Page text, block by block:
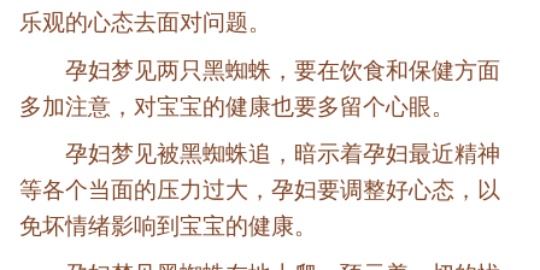
乐观的心态去面对问题。
孕妇梦见两只黑蜘蛛，要在饮食和保健方面
多加注意，对宝宝的健康也要多留个心眼。
孕妇梦见被黑蜘蛛追，暗示着孕妇最近精神
等各个当面的压力过大，孕妇要调整好心态，以
免坏情绪影响到宝宝的健康。